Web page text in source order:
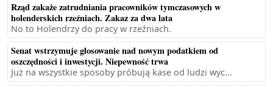
Rząd zakaże zatrudniania pracowników tymczasowych w
holenderskich rzeźniach. Zakaz za dwa lata
No to Holendrzy do pracy w rzeźniach.
Senat wstrzymuje głosowanie nad nowym podatkiem od
oszczędności i inwestycji. Niepewność trwa
Już na wszystkie sposoby próbują kase od ludzi wyc...